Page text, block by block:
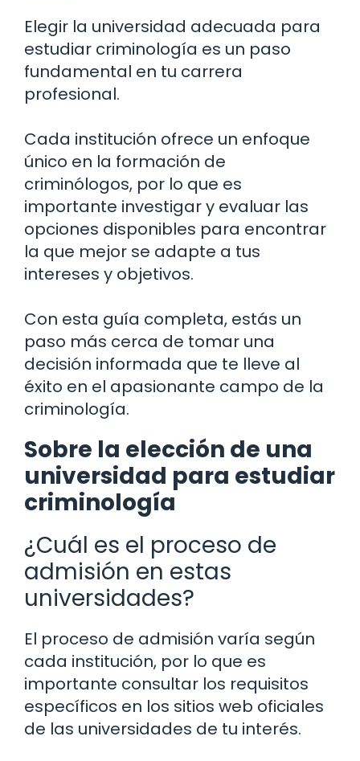
Elegir la universidad adecuada para
estudiar criminología es un paso
fundamental en tu carrera
profesional.
Cada institución ofrece un enfoque
único en la formación de
criminólogos, por lo que es
importante investigar y evaluar las
opciones disponibles para encontrar
la que mejor se adapte a tus
intereses y objetivos.
Con esta guía completa, estás un
paso más cerca de tomar una
decisión informada que te lleve al
éxito en el apasionante campo de la
criminología.
Sobre la elección de una
universidad para estudiar
criminología
¿Cuál es el proceso de
admisión en estas
universidades?
El proceso de admisión varía según
cada institución, por lo que es
importante consultar los requisitos
específicos en los sitios web oficiales
de las universidades de tu interés.